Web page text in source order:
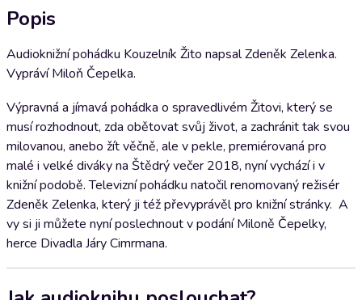
Popis
Audioknižní pohádku Kouzelník Žito napsal Zdeněk Zelenka.
Vypráví Miloň Čepelka.
Výpravná a jímavá pohádka o spravedlivém Žitovi, který se
musí rozhodnout, zda obětovat svůj život, a zachránit tak svou
milovanou, anebo žít věčně, ale v pekle, premiérovaná pro
malé i velké diváky na Štědrý večer 2018, nyní vychází i v
knižní podobě. Televizní pohádku natočil renomovaný režisér
Zdeněk Zelenka, který ji též převyprávěl pro knižní stránky. A
vy si ji můžete nyní poslechnout v podání Miloně Čepelky,
herce Divadla Járy Cimrmana.